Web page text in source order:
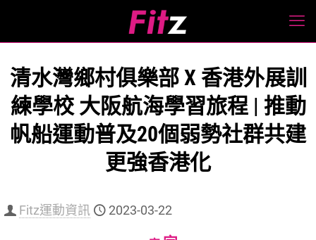
清水灣鄉村俱樂部 X 香港外展訓
練學校 大阪航海學習旅程 | 推動
帆船運動普及20個弱勢社群共建
更強香港化
Fitz運動資訊 2023-03-22